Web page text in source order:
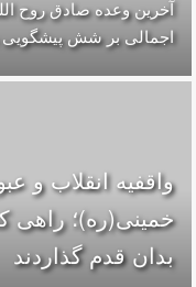
آخرین وعده صادق روح
اجمالی بر شش پیشگویی
واقفیه‌ انقلاب و
خمینی(ره)؛ راهی
بدان قدم گذاردند